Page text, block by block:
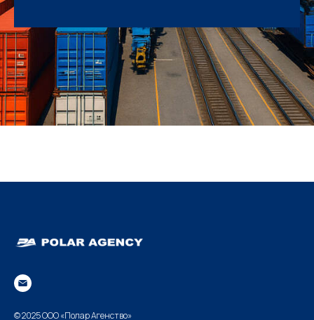
© 2025 ООО «Полар Агенство»